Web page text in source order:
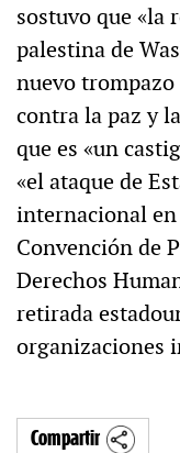
sostuvo que «la
palestina de
nuevo
contra la paz y
que es «un
«el ataque de
internacional
Convención de
Derechos
retirada
organizaciones
Compartir